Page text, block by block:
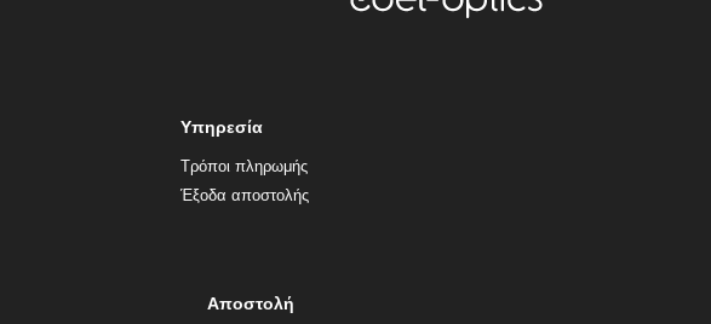
Υπηρεσία
Τρόποι πληρωμής
Έξοδα αποστολής
Αποστολή